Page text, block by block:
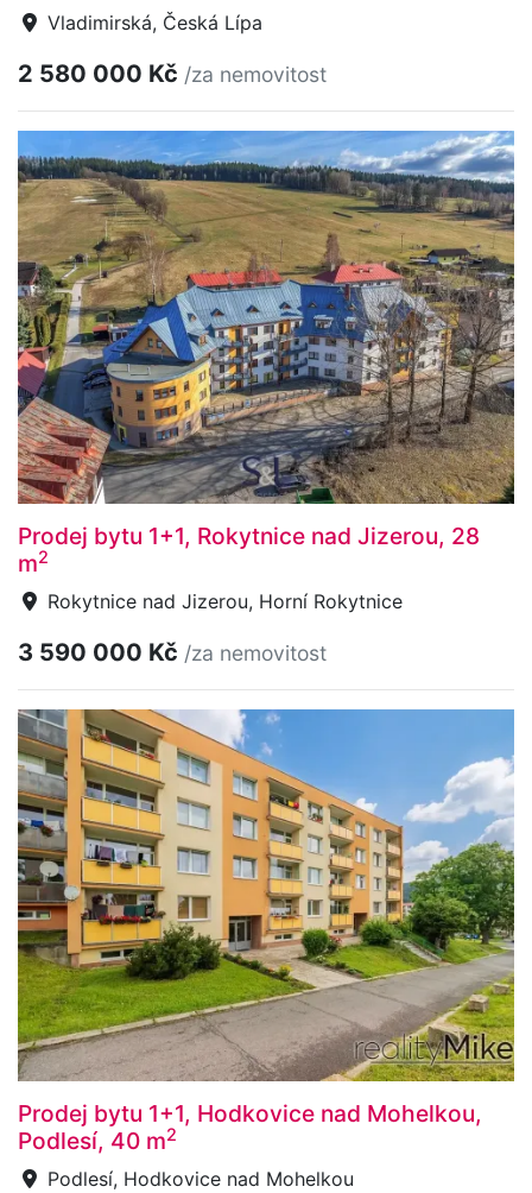
Vladimirská, Česká Lípa
2 580 000 Kč /za nemovitost
Prodej bytu 1+1, Rokytnice nad Jizerou, 28
m2
Rokytnice nad Jizerou, Horní Rokytnice
3 590 000 Kč /za nemovitost
Prodej bytu 1+1, Hodkovice nad Mohelkou,
Podlesí, 40 m2
Podlesí, Hodkovice nad Mohelkou